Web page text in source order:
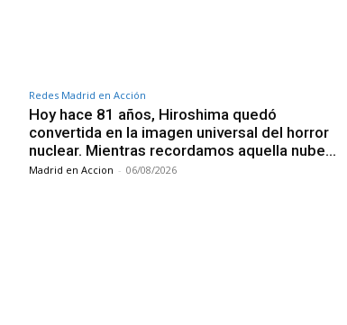
Redes Madrid en Acción
Hoy hace 81 años, Hiroshima quedó
convertida en la imagen universal del horror
nuclear. Mientras recordamos aquella nube…
Madrid en Accion - 06/08/2026